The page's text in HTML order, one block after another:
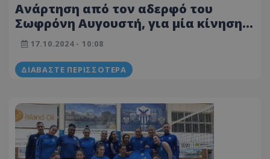
Ανάρτηση από τον αδερφό του
Σωφρόνη Αυγουστή, για μία κίνηση
fair-play σε αγώνα βόλεϊ γυναικών
17.10.2024 - 10:08
ΔΙΑΒΆΣΤΕ ΠΕΡΙΣΣΌΤΕΡΑ